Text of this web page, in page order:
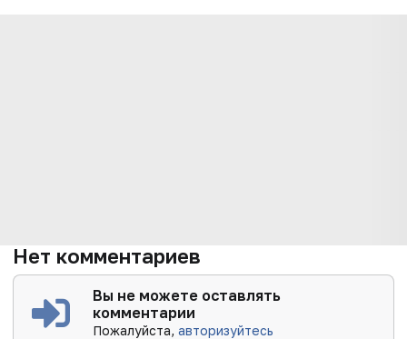
Нет комментариев
Вы не можете оставлять
комментарии
Пожалуйста,авторизуйтесь